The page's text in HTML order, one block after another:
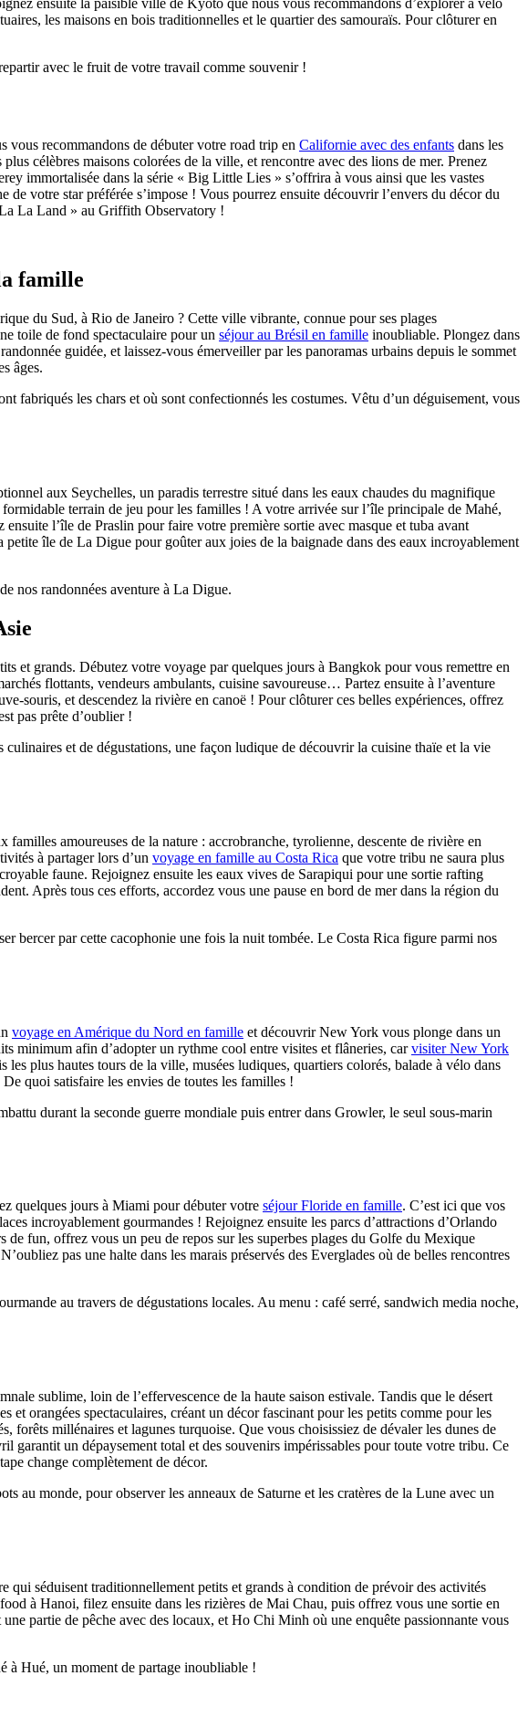
les maisons en bois traditionnelles et le quartier des samouraïs. Pour clôturer en
avec le fruit de votre travail comme souvenir !
vous recommandons de débuter votre road trip en Californie avec des enfants dans les
célèbres maisons colorées de la ville, et rencontre avec des lions de mer. Prenez
immortalisée dans la série « Big Little Lies » s’offrira à vous ainsi que les vastes
votre star préférée s’impose ! Vous pourrez ensuite découvrir l’envers du décor du
La Land » au Griffith Observatory !
famille
du Sud, à Rio de Janeiro ? Cette ville vibrante, connue pour ses plages
toile de fond spectaculaire pour un séjour au Brésil en famille inoubliable. Plongez dans
guidée, et laissez-vous émerveiller par les panoramas urbains depuis le sommet
âges.
les chars et où sont confectionnés les costumes. Vêtu d’un déguisement, vous
aux Seychelles, un paradis terrestre situé dans les eaux chaudes du magnifique
terrain de jeu pour les familles ! A votre arrivée sur l’île principale de Mahé,
l’île de Praslin pour faire votre première sortie avec masque et tuba avant
île de La Digue pour goûter aux joies de la baignade dans des eaux incroyablement
nos randonnées aventure à La Digue.
et grands. Débutez votre voyage par quelques jours à Bangkok pour vous remettre en
flottants, vendeurs ambulants, cuisine savoureuse… Partez ensuite à l’aventure
souris, et descendez la rivière en canoë ! Pour clôturer ces belles expériences, offrez
pas prête d’oublier !
et de dégustations, une façon ludique de découvrir la cuisine thaïe et la vie
amoureuses de la nature : accrobranche, tyrolienne, descente de rivière en
à partager lors d’un voyage en famille au Costa Rica que votre tribu ne saura plus
faune. Rejoignez ensuite les eaux vives de Sarapiqui pour une sortie rafting
Après tous ces efforts, accordez vous une pause en bord de mer dans la région du
bercer par cette cacophonie une fois la nuit tombée. Le Costa Rica figure parmi nos
voyage en Amérique du Nord en famille et découvrir New York vous plonge dans un
minimum afin d’adopter un rythme cool entre visites et flâneries, carvisiter New York
plus hautes tours de la ville, musées ludiques, quartiers colorés, balade à vélo dans
quoi satisfaire les envies de toutes les familles !
durant la seconde guerre mondiale puis entrer dans Growler, le seul sous-marin
quelques jours à Miami pour débuter votre séjour Floride en famille. C’est ici que vos
incroyablement gourmandes ! Rejoignez ensuite les parcs d’attractions d’Orlando
fun, offrez vous un peu de repos sur les superbes plages du Golfe du Mexique
pas une halte dans les marais préservés des Everglades où de belles rencontres
au travers de dégustations locales. Au menu : café serré, sandwich media noche,
sublime, loin de l’effervescence de la haute saison estivale. Tandis que le désert
et orangées spectaculaires, créant un décor fascinant pour les petits comme pour les
forêts millénaires et lagunes turquoise. Que vous choisissiez de dévaler les dunes de
garantit un dépaysement total et des souvenirs impérissables pour toute votre tribu. Ce
change complètement de décor.
au monde, pour observer les anneaux de Saturne et les cratères de la Lune avec un
séduisent traditionnellement petits et grands à condition de prévoir des activités
à Hanoi, filez ensuite dans les rizières de Mai Chau, puis offrez vous une sortie en
partie de pêche avec des locaux, et Ho Chi Minh où une enquête passionnante vous
à Hué, un moment de partage inoubliable !